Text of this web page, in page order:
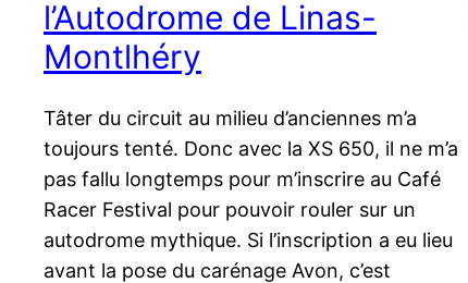
l’Autodrome de Linas-
Montlhéry
Tâter du circuit au milieu d’anciennes m’a
toujours tenté. Donc avec la XS 650, il ne m’a
pas fallu longtemps pour m’inscrire au Café
Racer Festival pour pouvoir rouler sur un
autodrome mythique. Si l’inscription a eu lieu
avant la pose du carénage Avon, c’est